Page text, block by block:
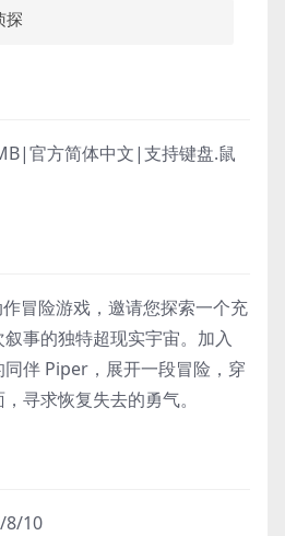
探
官方简体中文|支持键盘.鼠
冒险游戏，邀请您探索一个充
事的独特超现实宇宙。加入
伴 Piper，展开一段冒险，穿
寻求恢复失去的勇气。
8/10